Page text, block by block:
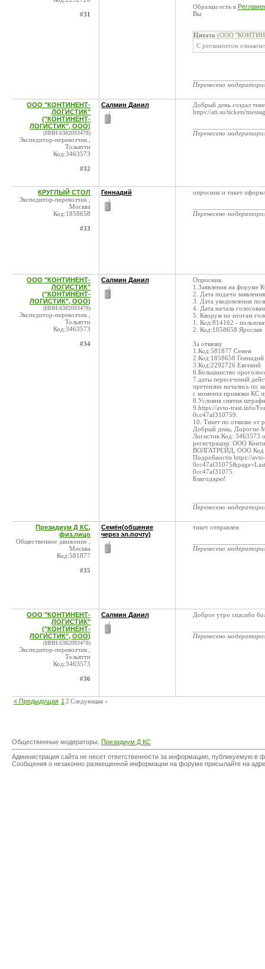
#31
Образцы есть в
Вы
Цитата (ООО
С регламентом
Перенесено
ООО "КОНТИНЕНТ-
ЛОГИСТИК"
("КОНТИНЕНТ-
ЛОГИСТИК", ООО)
(ИНН:6382093478)
Экспедитор-перевозчик ,
Тольятти
Код:3463573
#32
Салмин Данил
Добрый день создал
https://ati.su/tickets/
Перенесено
КРУГЛЫЙ СТОЛ
Экспедитор-перевозчик ,
Москва
Код:1858658
#33
Геннадий
опросник и тикет
Перенесено
ООО "КОНТИНЕНТ-
ЛОГИСТИК"
("КОНТИНЕНТ-
ЛОГИСТИК", ООО)
(ИНН:6382093478)
Экспедитор-перевозчик ,
Тольятти
Код:3463573
#34
Салмин Данил
Опросник.
1.Заявления на форуме
2. Дата подачи
3. Дата уведомления
4. Дата начала
5. Кворум по итогам
1. Код:814162 -
2. Код:1858658 Ярослав
За отвязку
1.Код:581877 Семен
2.Код:1858658 Геннадий
3.Код:2292726 Евгений
6.Большинство
7.даты пересечений
претензии начались по
с момента привязки КС
8.Условия снятия
9.https://avto-trast.info/
0cc47af310759.
10. Тикет по отвязке от
Добрый день, Дорогие
Логистик Код: 3463573
регистрации: ООО
ВОЛГАТРЕЙД, ООО Код
Подробности https://
0cc47af31075.
Благодарю!
Перенесено
Президиум Д КС,
физ.лицо
Общественное движение ,
Москва
Код:581877
#35
Семён(общение
через эл.почту)
тикет отправлен
Перенесено
ООО "КОНТИНЕНТ-
ЛОГИСТИК"
("КОНТИНЕНТ-
ЛОГИСТИК", ООО)
(ИНН:6382093478)
Экспедитор-перевозчик ,
Тольятти
Код:3463573
#36
Салмин Данил
Доброе утро спасибо
Перенесено
« Предыдущая 1 2 Следующая »
Общественные модераторы: Президиум Д КС
Администрация сайта не несет ответственности за информацию, публикуемую
Сообщения о незаконно размещенной информации на форуме присылайте на